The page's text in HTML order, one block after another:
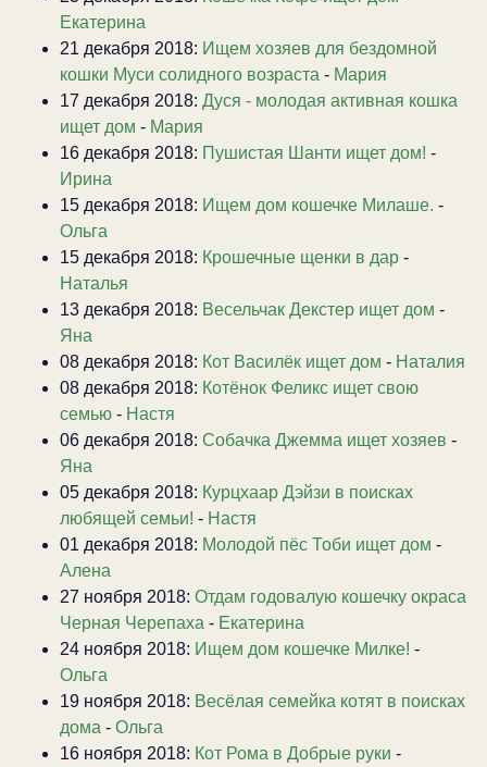
Екатерина
21 декабря 2018: Ищем хозяев для бездомной
кошки Муси солидного возраста - Мария
17 декабря 2018: Дуся - молодая активная кошка
ищет дом - Мария
16 декабря 2018: Пушистая Шанти ищет дом! -
Ирина
15 декабря 2018: Ищем дом кошечке Милаше. -
Ольга
15 декабря 2018: Крошечные щенки в дар -
Наталья
13 декабря 2018: Весельчак Декстер ищет дом -
Яна
08 декабря 2018: Кот Василёк ищет дом - Наталия
08 декабря 2018: Котёнок Феликс ищет свою
семью - Настя
06 декабря 2018: Собачка Джемма ищет хозяев -
Яна
05 декабря 2018: Курцхаар Дэйзи в поисках
любящей семьи! - Настя
01 декабря 2018: Молодой пёс Тоби ищет дом -
Алена
27 ноября 2018: Отдам годовалую кошечку окраса
Черная Черепаха - Екатерина
24 ноября 2018: Ищем дом кошечке Милке! -
Ольга
19 ноября 2018: Весёлая семейка котят в поисках
дома - Ольга
16 ноября 2018: Кот Рома в Добрые руки -